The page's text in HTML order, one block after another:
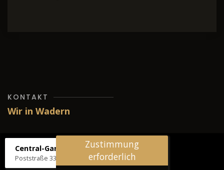
KONTAKT
Wir in Wadern
Central-Garage H. Wilhelm
Poststraße 33, 66687 Wadern
Zustimmung
erforderlich